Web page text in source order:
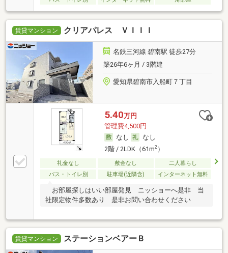
賃貸マンション クリアパレス ＶＩＩＩ
名鉄三河線 碧南駅 徒歩27分
築26年6ヶ月 / 3階建
愛知県碧南市入船町７丁目
5.40万円
管理費4,500円
なし
なし
2階 / 2LDK（61m2）
礼金なし 敷金なし
二人暮らし
バス・トイレ別
駐車場(近隣含) インターネット無料
お部屋探しはいい部屋発見 ニッショーへ是非 当
社限定物件多数あり 是非お問い合わせください
賃貸マンション ステーションベアーＢ